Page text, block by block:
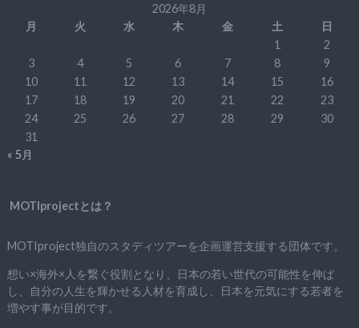
2026年8月
月
火 水 木 金 土
日
1
2
3
4 5 6 7 8
9
10
11 12 13 14 15
16
17
18 19 20 21 22
23
24
25 26 27 28 29
30
31
« 5月
MOTIprojectとは？
MOTIproject独自のスタディツアーを企画運営支援する団体です。
想い×海外×人を繋ぐ役割となり、日本の若い世代の可能性を伸ば
し、自分の人生を輝かせる人材を育成し、日本を元気にする若者を
増やす事が目的です。